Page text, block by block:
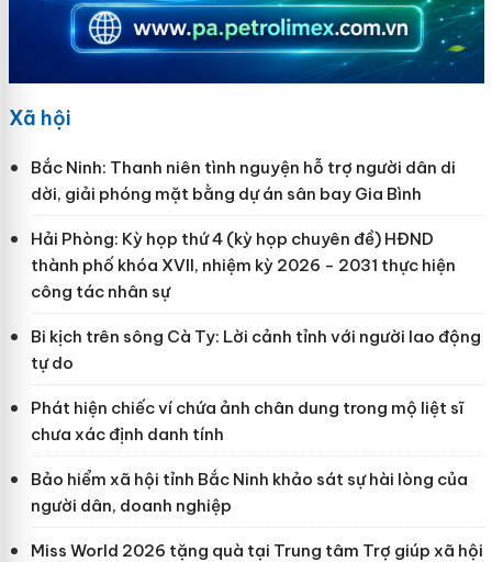
Xã hội
Bắc Ninh: Thanh niên tình nguyện hỗ trợ người dân di
dời, giải phóng mặt bằng dự án sân bay Gia Bình
Hải Phòng: Kỳ họp thứ 4 (kỳ họp chuyên đề) HĐND
thành phố khóa XVII, nhiệm kỳ 2026 - 2031 thực hiện
công tác nhân sự
Bi kịch trên sông Cà Ty: Lời cảnh tỉnh với người lao động
tự do
Phát hiện chiếc ví chứa ảnh chân dung trong mộ liệt sĩ
chưa xác định danh tính
Bảo hiểm xã hội tỉnh Bắc Ninh khảo sát sự hài lòng của
người dân, doanh nghiệp
Miss World 2026 tặng quà tại Trung tâm Trợ giúp xã hội